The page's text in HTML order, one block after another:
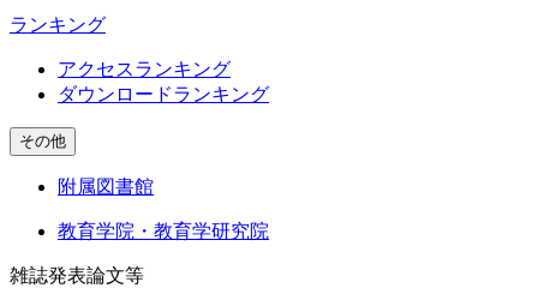
ランキング
アクセスランキング
ダウンロードランキング
その他
附属図書館
教育学院・教育学研究院
雑誌発表論文等